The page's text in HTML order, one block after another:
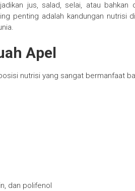
jus, salad, selai, atau bahkan
penting adalah kandungan nutrisi
Apel
nutrisi yang sangat bermanfaat
dan polifenol